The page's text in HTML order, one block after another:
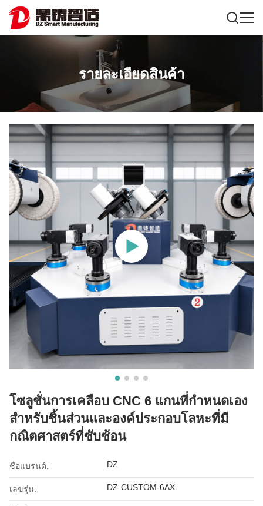
รายละเอียดสินค้า
โซลูชั่นการเคลือบ CNC 6 แกนที่กําหนดเอง
สําหรับชิ้นส่วนและองค์ประกอบโลหะที่มี
กณิตศาสตร์ที่ซับซ้อน
ชื่อแบรนด์: DZ
เลขรุ่น: DZ-CUSTOM-6AX